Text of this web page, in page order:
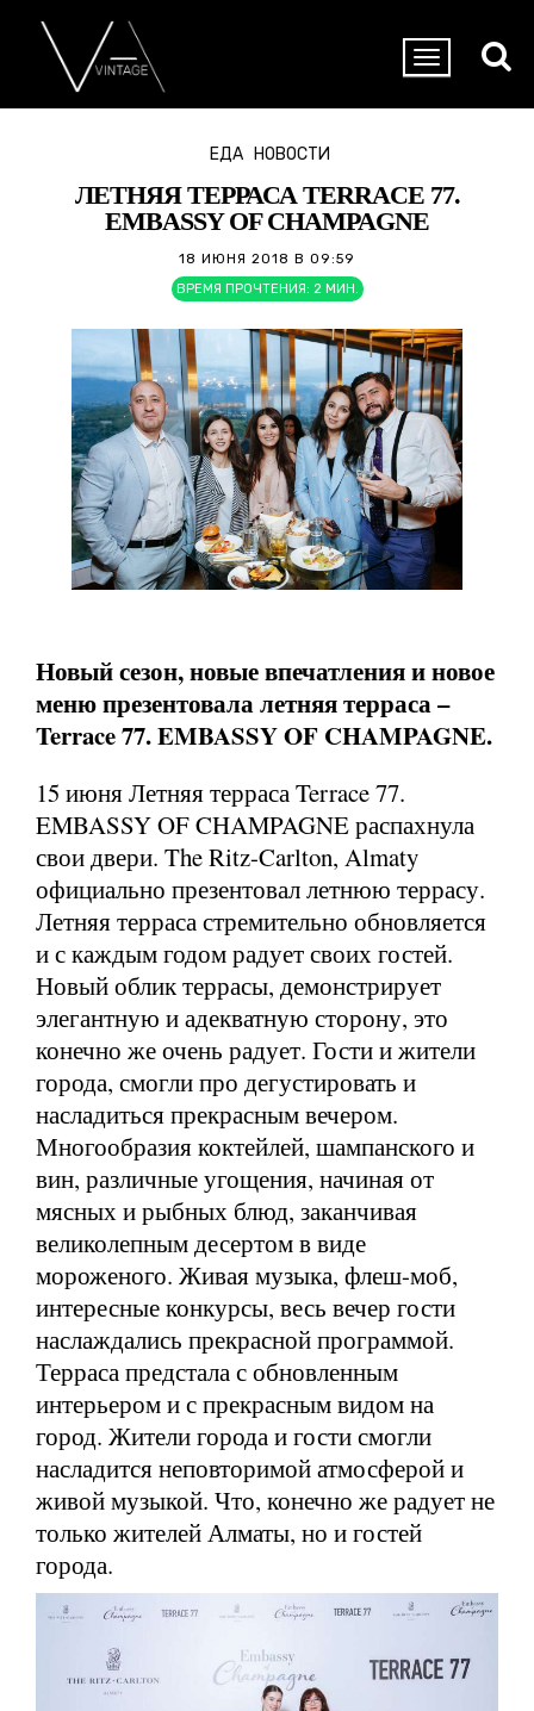
ЕДА НОВОСТИ
ЛЕТНЯЯ ТЕРРАСА TERRACE 77.
EMBASSY OF CHAMPAGNE
18 ИЮНЯ 2018 В 09:59
ВРЕМЯ ПРОЧТЕНИЯ: 2 МИН.
Новый сезон, новые впечатления и новое
меню презентовала летняя терраса –
Terrace 77. EMBASSY OF CHAMPAGNE.
15 июня Летняя терраса Terrace 77.
EMBASSY OF CHAMPAGNE распахнула
свои двери. The Ritz-Carlton, Almaty
официально презентовал летнюю террасу.
Летняя терраса стремительно обновляется
и с каждым годом радует своих гостей.
Новый облик террасы, демонстрирует
элегантную и адекватную сторону, это
конечно же очень радует. Гости и жители
города, смогли про дегустировать и
насладиться прекрасным вечером.
Многообразия коктейлей, шампанского и
вин, различные угощения, начиная от
мясных и рыбных блюд, заканчивая
великолепным десертом в виде
мороженого. Живая музыка, флеш-моб,
интересные конкурсы, весь вечер гости
наслаждались прекрасной программой.
Терраса предстала с обновленным
интерьером и с прекрасным видом на
город. Жители города и гости смогли
насладится неповторимой атмосферой и
живой музыкой. Что, конечно же радует не
только жителей Алматы, но и гостей
города.